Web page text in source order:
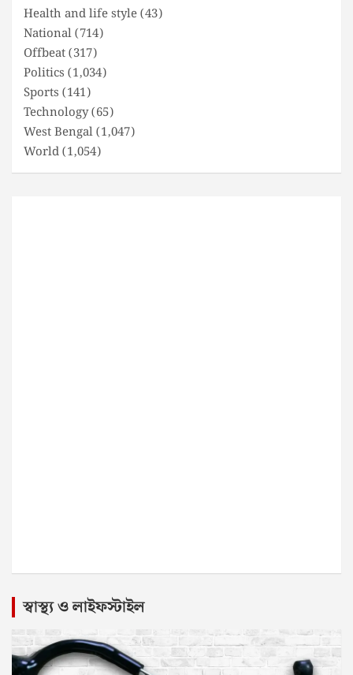
Health and life style(43)
National(714)
Offbeat(317)
Politics (1,034)
Sports (141)
Technology(65)
West Bengal(1,047)
World(1,054)
স্বাস্থ্য ও লাইফস্টাইল